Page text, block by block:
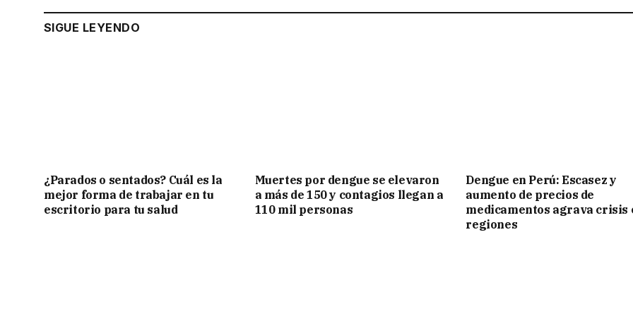
SIGUE LEYENDO
¿Parados o sentados? Cuál es la
mejor forma de trabajar en tu
escritorio para tu salud
Muertes por dengue se elevaron
a más de 150 y contagios llegan a
110 mil personas
Dengue en Perú: Escasez y
aumento de precios de
medicamentos agrava crisis
regiones